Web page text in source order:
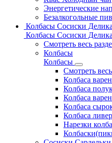
Энергетические
Безалкогольные
Колбасы Сосиски
Колбасы Сосиски
Смотреть весь
Колбасы
Колбасы
Смотреть
Колбаса
Колбаса
Колбаса
Колбаса
Колбаса
Нарезки